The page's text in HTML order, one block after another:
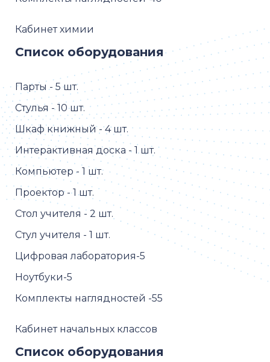
-Комплект микропрепаратов Общая
-Комплект ботанических моделей
демонстрационные-1;
-Комплект анатомических моделей -1.
Кабинет химии
Список оборудования
Парты - 5 шт.
Стулья - 10 шт.
Шкаф книжный - 4 шт.
Интерактивная доска - 1 шт.
Компьютер - 1 шт.
Проектор - 1 шт.
Стол учителя - 2 шт.
Стул учителя - 1 шт.
Цифровая лаборатория-5
Ноутбуки-5
Комплекты наглядностей -55
Кабинет начальных классов
Список оборудования